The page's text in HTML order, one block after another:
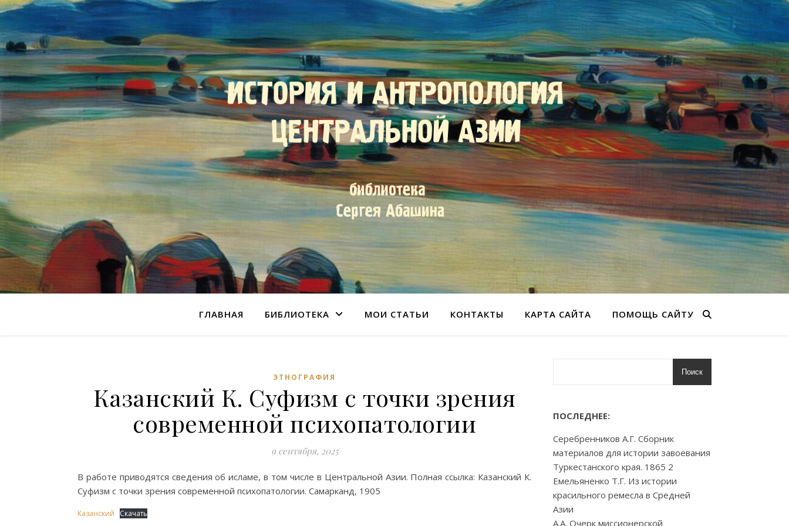
ГЛАВНАЯ БИБЛИОТЕКА МОИ СТАТЬИ КОНТАКТЫ КАРТА САЙТА ПОМОЩЬ САЙТУ
ЭТНОГРАФИЯ
Казанский К. Суфизм с точки зрения
современной психопатологии
9 сентября, 2025
В работе приводятся сведения об исламе, в том числе в Центральной Азии. Полная ссылка: Казанский К.
Суфизм с точки зрения современной психопатологии. Самарканд, 1905
Казанский Скачать
Поиск
ПОСЛЕДНЕЕ:
Серебренников А.Г. Сборник
материалов для истории завоевания
Туркестанского края. 1865 2
Емельяненко Т.Г. Из истории
красильного ремесла в Средней
Азии
А.А. Очерк миссионерской